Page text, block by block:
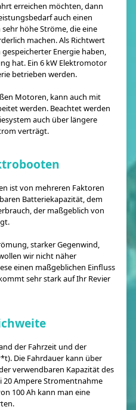
erreichen möchten, dann
auch einen
höhe Ströme, die eine
machen. Als Richtwert
Energie haben,
hat. Ein 6 kW Elektromotor
betrieben werden.
Motoren, kann auch mit
werden. Beachtet werden
auch über längere
verträgt.
ist von mehreren Faktoren
Batteriekapazität, dem
der maßgeblich von
starker Gegenwind,
wir nicht näher
einen maßgeblichen Einfluss
sehr stark auf Ihr Revier
der Fahrzeit und der
Die Fahrdauer kann über
verwendbaren Kapazität des
20 Ampere Stromentnahme
100 Ah kann man eine